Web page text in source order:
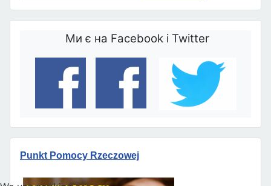
Ми є на Facebook і Twitter
Punkt Pomocy Rzeczowej